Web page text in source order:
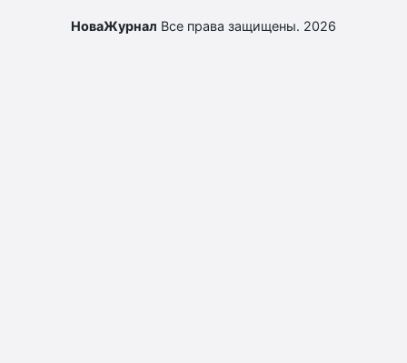
НоваЖурнал Все права защищены. 2026